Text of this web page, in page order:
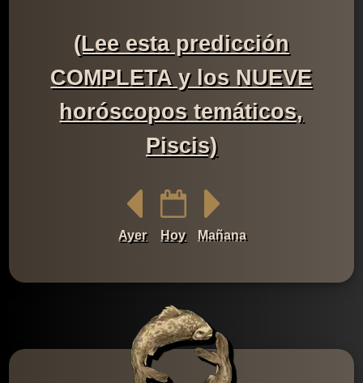
(Lee esta predicción
COMPLETA y los NUEVE
horóscopos temáticos,
Piscis)
Ayer Hoy Mañana